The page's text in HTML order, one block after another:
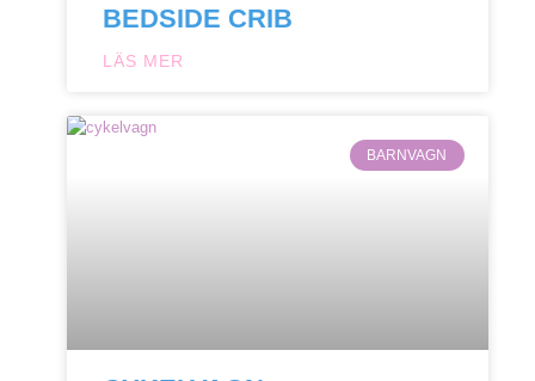
BEDSIDE CRIB
LÄS MER
BARNVAGN